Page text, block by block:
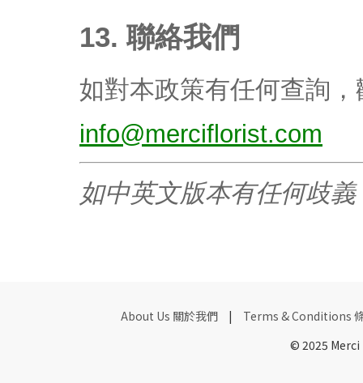
13. 聯絡我們
如對本政策有任何查詢
info@merciflorist.com
如中英文版本有任何歧
About Us 關於我們 |
Terms & Conditions
© 2025